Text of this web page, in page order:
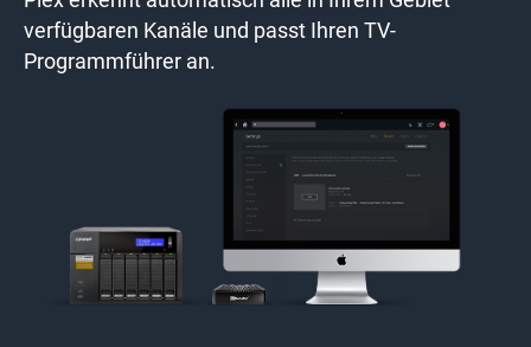
verfügbaren Kanäle und passt Ihren TV-
Programmführer an.